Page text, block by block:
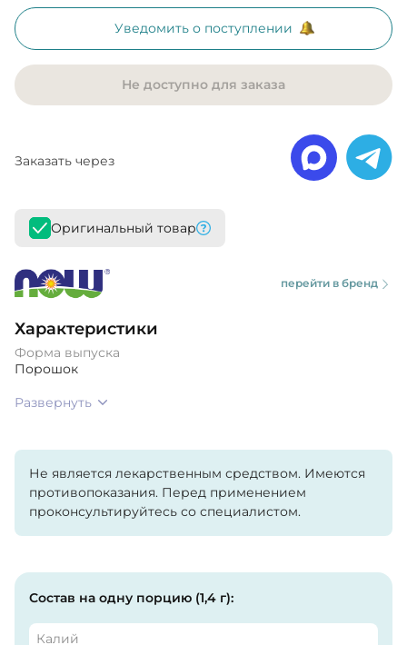
Уведомить о поступлении
Не доступно для заказа
Заказать через
Оригинальный товар
перейти в бренд
Характеристики
Форма выпуска
Порошок
Развернуть
Не является лекарственным средством. Имеются
противопоказания. Перед применением
проконсультируйтесь со специалистом.
Состав на одну порцию (1,4 г):
Калий